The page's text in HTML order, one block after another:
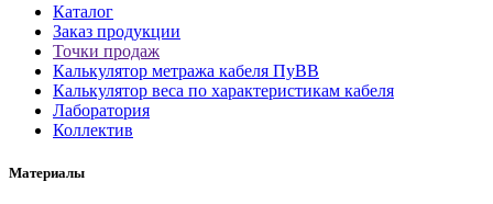
Каталог
Заказ продукции
Точки продаж
Калькулятор метража кабеля ПуВВ
Калькулятор веса по характеристикам кабеля
Лаборатория
Коллектив
Материалы